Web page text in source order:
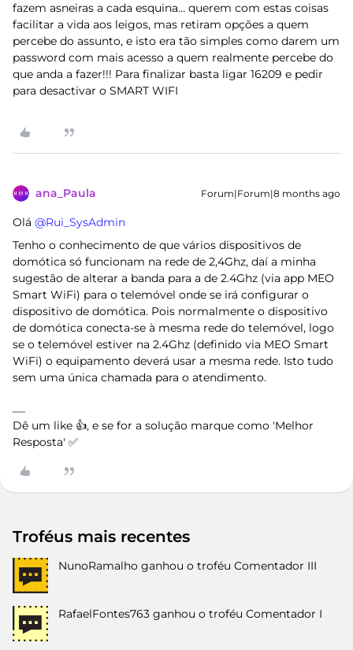
fazem asneiras a cada esquina… querem com estas coisas
facilitar a vida aos leigos, mas retiram opções a quem
percebe do assunto, e isto era tão simples como darem um
password com mais acesso a quem realmente percebe do
que anda a fazer!!! Para finalizar basta ligar 16209 e pedir
para desactivar o SMART WIFI
ana_Paula Forum|Forum|8 months ago
Olá ​ @Rui_SysAdmin
Tenho o conhecimento de que vários dispositivos de
domótica só funcionam na rede de 2,4Ghz, daí a minha
sugestão de alterar a banda para a de 2.4Ghz (via app MEO
Smart WiFi) para o telemóvel onde se irá configurar o
dispositivo de domótica. Pois normalmente o dispositivo
de domótica conecta-se à mesma rede do telemóvel, logo
se o telemóvel estiver na 2.4Ghz (definido via MEO Smart
WiFi) o equipamento deverá usar a mesma rede. Isto tudo
sem uma única chamada para o atendimento.
Dê um like 👍, e se for a solução marque como 'Melhor
Resposta' ✅
Troféus mais recentes
NunoRamalho ganhou o troféu Comentador III
RafaelFontes763 ganhou o troféu Comentador I